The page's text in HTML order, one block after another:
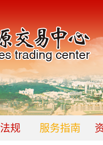
规 服务指南